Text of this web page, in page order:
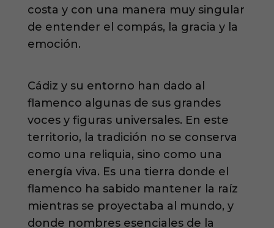
costa y con una manera muy singular
de entender el compás, la gracia y la
emoción.
Cádiz y su entorno han dado al
flamenco algunas de sus grandes
voces y figuras universales. En este
territorio, la tradición no se conserva
como una reliquia, sino como una
energía viva. Es una tierra donde el
flamenco ha sabido mantener la raíz
mientras se proyectaba al mundo, y
donde nombres esenciales de la